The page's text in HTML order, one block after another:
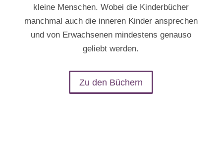
kleine Menschen. Wobei die Kinderbücher
manchmal auch die inneren Kinder ansprechen
und von Erwachsenen mindestens genauso
geliebt werden.
Zu den Büchern